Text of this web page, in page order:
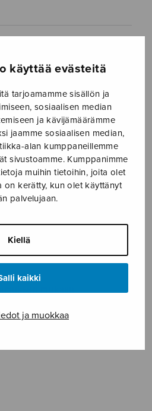
käyttää evästeitä
tarjoamamme sisällön ja
sosiaalisen median
ja kävijämäärämme
jaamme sosiaalisen median,
alan kumppaneillemme
sivustoamme. Kumppanimme
muihin tietoihin, joita olet
on kerätty, kun olet käyttänyt
palvelujaan.
Kiellä
kaikki
ja muokkaa
OPPAAT
mukaan